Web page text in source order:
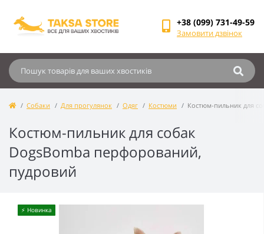
+38 (099) 731-49-59
Замовити дзвінок
Собаки Для прогулянок Одяг Костюми Костюм-пильник для
Костюм-пильник для собак
DogsBomba перфорований,
пудровий
⚡️ Новинка